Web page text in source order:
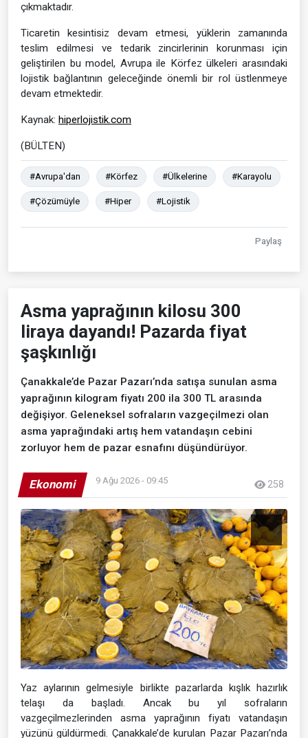
çıkmaktadır.
Ticaretin kesintisiz devam etmesi, yüklerin zamanında
teslim edilmesi ve tedarik zincirlerinin korunması için
geliştirilen bu model, Avrupa ile Körfez ülkeleri arasındaki
lojistik bağlantının geleceğinde önemli bir rol üstlenmeye
devam etmektedir.
Kaynak: hiperlojistik.com
(BÜLTEN)
#Avrupa'dan #Körfez #Ülkelerine #Karayolu
#Çözümüyle #Hiper #Lojistik
Paylaş
Asma yaprağının kilosu 300
liraya dayandı! Pazarda fiyat
şaşkınlığı
Çanakkale’de Pazar Pazarı’nda satışa sunulan asma
yaprağının kilogram fiyatı 200 ila 300 TL arasında
değişiyor. Geleneksel sofraların vazgeçilmezi olan
asma yaprağındaki artış hem vatandaşın cebini
zorluyor hem de pazar esnafını düşündürüyor.
Ekonomi 9 Ağu 2026 - 09:45 258
Yaz aylarının gelmesiyle birlikte pazarlarda kışlık hazırlık
telaşı da başladı. Ancak bu yıl sofraların
vazgeçilmezlerinden asma yaprağının fiyatı vatandaşın
yüzünü güldürmedi. Çanakkale’de kurulan Pazar Pazarı’nda